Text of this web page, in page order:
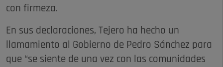
con firmeza.
En sus declaraciones, Tejero ha hecho un
llamamiento al Gobierno de Pedro Sánchez para
que “se siente de una vez con las comunidades